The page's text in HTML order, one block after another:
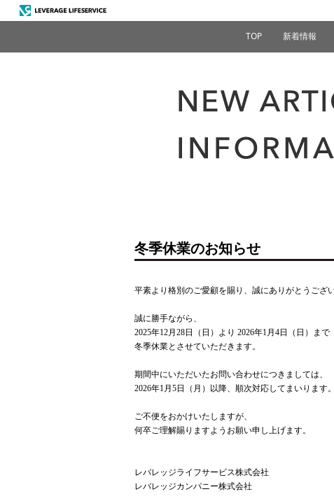
TOP 新着情報
冬季休業のお知らせ
平素より格別のご愛顧を賜り、誠にありがとうござい
誠に勝手ながら、
2025年12月28日（日）より 2026年1月4日（日）まで
冬季休業とさせていただきます。
期間中にいただいたお問い合わせにつきましては、
2026年1月5日（月）以降、順次対応してまいります。
ご不便をおかけいたしますが、
何卒ご理解賜りますようお願い申し上げます。
レバレッジライフサービス株式会社
レバレッジカンパニー株式会社